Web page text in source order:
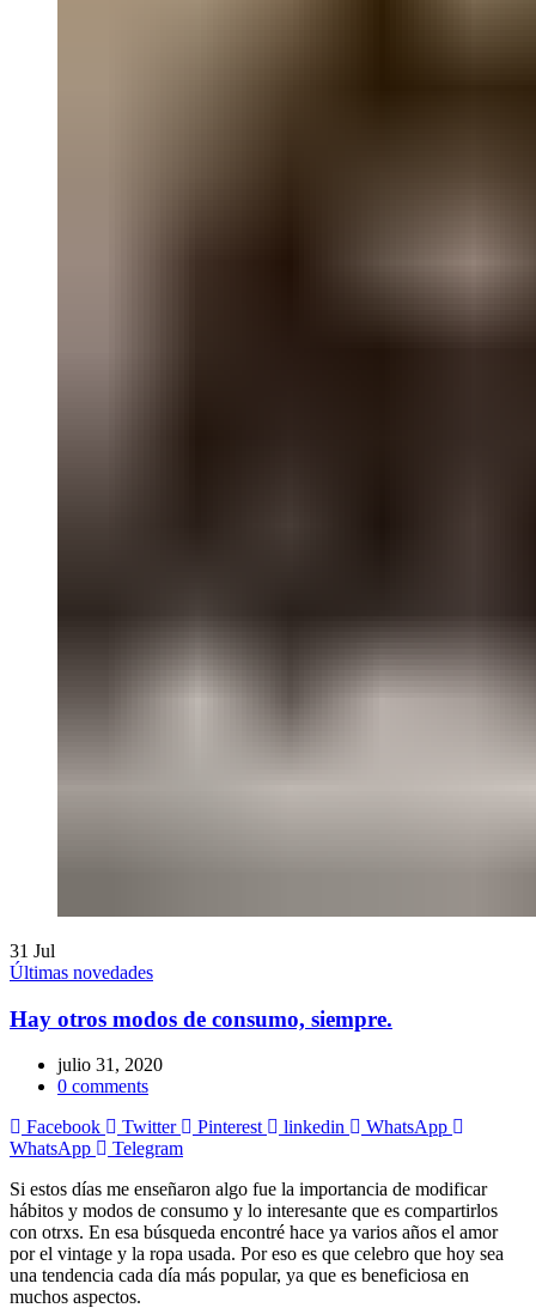
31 Jul
Últimas novedades
Hay otros modos de consumo, siempre.
julio 31, 2020
0 comments
Facebook
Twitter Pinterest linkedin
WhatsApp
WhatsApp
Telegram
Si estos días me enseñaron algo fue la importancia de modificar
hábitos y modos de consumo y lo interesante que es compartirlos
con otrxs. En esa búsqueda encontré hace ya varios años el amor
por el vintage y la ropa usada. Por eso es que celebro que hoy sea
una tendencia cada día más popular, ya que es beneficiosa en
muchos aspectos.